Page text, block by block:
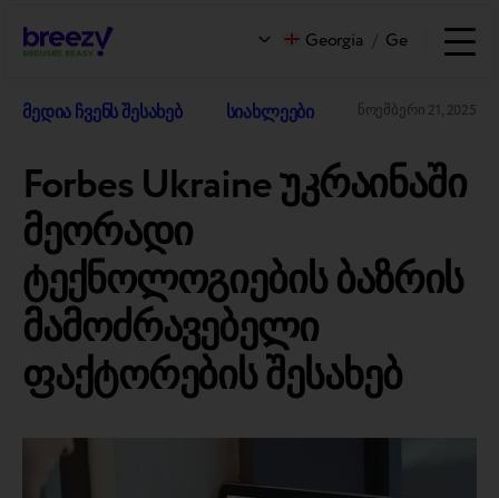
Georgia / Ge
მედია ჩვენს შესახებ სიახლეები ნოემბერი 21, 2025
Forbes Ukraine უკრაინაში
მეორადი
ტექნოლოგიების ბაზრის
მამოძრავებელი
ფაქტორების შესახებ